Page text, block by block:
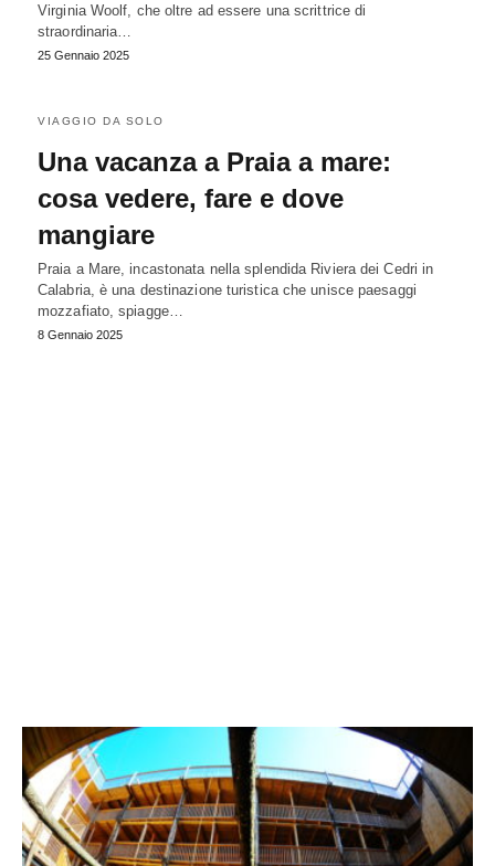
Virginia Woolf, che oltre ad essere una scrittrice di
straordinaria…
25 Gennaio 2025
VIAGGIO DA SOLO
Una vacanza a Praia a mare:
cosa vedere, fare e dove
mangiare
Praia a Mare, incastonata nella splendida Riviera dei Cedri in
Calabria, è una destinazione turistica che unisce paesaggi
mozzafiato, spiagge…
8 Gennaio 2025